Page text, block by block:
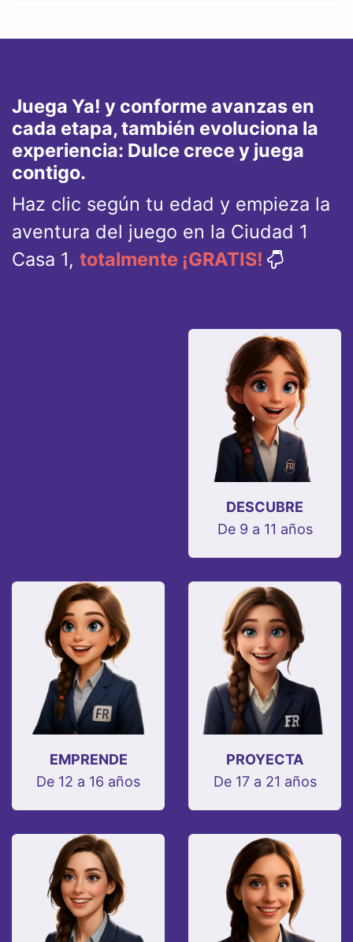
Juega Ya! y conforme avanzas en
cada etapa, también evoluciona la
experiencia: Dulce crece y juega
contigo.
Haz clic según tu edad y empieza la
aventura del juego en la Ciudad 1
Casa 1, totalmente ¡GRATIS!
DESCUBRE
De 9 a 11 años
EMPRENDE
De 12 a 16 años
PROYECTA
De 17 a 21 años